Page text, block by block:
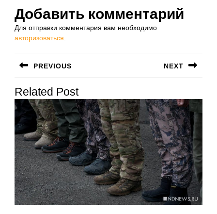
Добавить комментарий
Для отправки комментария вам необходимо
авторизоваться
по
записям
PREVIOUS
запись:
NEXT
Related Post